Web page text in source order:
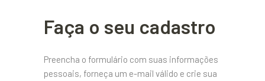
Faça o seu cadastro
Preencha o formulário com suas informações
pessoais, forneça um e-mail válido e crie sua